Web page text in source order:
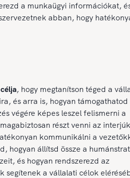
a munkaügyi információkat,
abban, hogy
, hogy megtanítson téged a
és arra is, hogyan
végére képes leszel felismerni a
részt venni az interjúk
kommunikálni a
hogyan állítsd össze a
és hogyan rendszerezd az
segítenek a vállalati célok